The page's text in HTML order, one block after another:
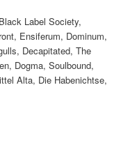
Label Society,
Ensiferum, Dominum,
Decapitated, The
Dogma, Soulbound,
Alta, Die Habenichtse,